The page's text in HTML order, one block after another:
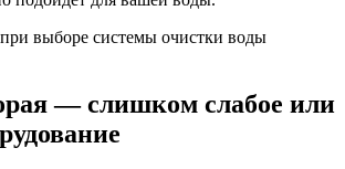
— слишком слабое или